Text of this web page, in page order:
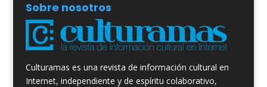
Sobre nosotros
Culturamas es una revista de información cultural en
Internet, independiente y de espíritu colaborativo,